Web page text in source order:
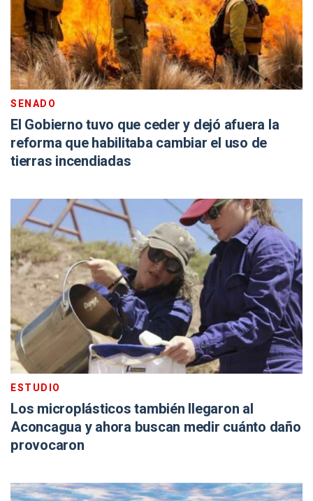
SENADO
El Gobierno tuvo que ceder y dejó afuera la
reforma que habilitaba cambiar el uso de
tierras incendiadas
ESTUDIO
Los microplásticos también llegaron al
Aconcagua y ahora buscan medir cuánto daño
provocaron